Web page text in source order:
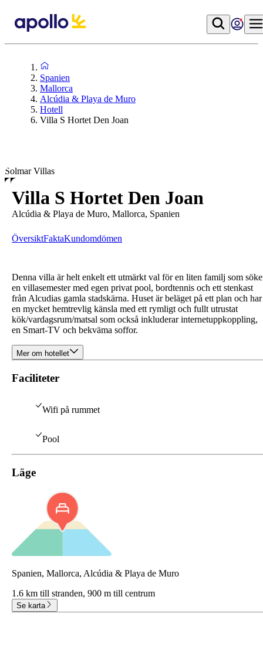
Spanien
Mallorca
Alcúdia & Playa de Muro
Hotell
Villa S Hortet Den Joan
Solmar Villas
Villa S Hortet Den Joan
Alcúdia & Playa de Muro, Mallorca, Spanien
ÖversiktFaktaKundomdömen
Denna villa är helt enkelt ett utmärkt val för en liten familj som
en villasemester med egen privat pool, bordtennis och ett stenkast
från Alcudias gamla stadskärna. Huset är beläget på ett plan och har
en mycket hemtrevlig känsla med ett rymligt och fullt utrustat
kök/vardagsrum/matsal som också inkluderar internetuppkoppling,
en Smart-TV och bekväma soffor.
Mer om hotellet
Faciliteter
Wifi på rummet
Pool
Läge
Spanien, Mallorca, Alcúdia & Playa de Muro
1.6 km till stranden, 900 m till centrum
Se karta